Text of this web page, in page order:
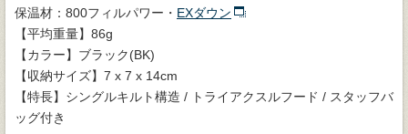
保温材：800フィルパワー・ EXダウン
【平均重量】86g
【カラー】ブラック(BK)
【収納サイズ】7 x 7 x 14cm
【特長】シングルキルト構造 / トライアクスルフード / スタッフバ
ッグ付き